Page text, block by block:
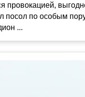
провокацией,
посол по особым
...